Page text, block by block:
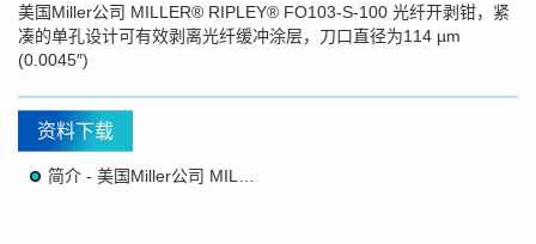
美国Miller公司 MILLER® RIPLEY® FO103-S-100 光纤开剥钳，紧
凑的单孔设计可有效剥离光纤缓冲涂层，刀口直径为114 µm
(0.0045″)
资料下载